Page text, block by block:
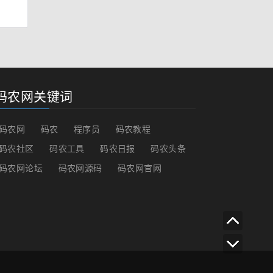
农网关键词
农网 码农 程序员
码农教程
农社区
码农工具 码农日报
码农头条
农网论坛
码农网源码 码农网官网